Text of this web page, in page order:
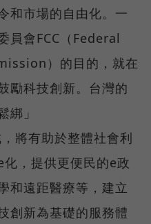
和市場的自由化。一
員會FCC（Federal
）的目的，就在
勵科技創新。台灣的
綁」
將有助於整體社會利
，提供更便民的e政
和遠距醫療等，建立
創新為基礎的服務體